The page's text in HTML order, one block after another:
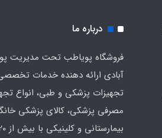
درباره ما
فروشگاه پویاطب تحت مدیریت
آبادی ارائه دهنده خدمات
تجهیزات پزشکی و طبی، انواع
مصرفی پزشکی، کالای پزشکی